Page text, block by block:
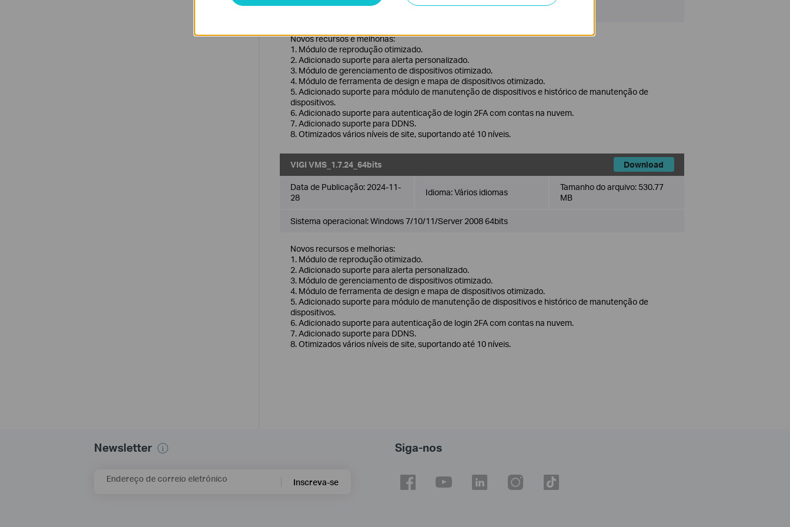
Novos recursos e melhorias:
1. Módulo de reprodução otimizado.
2. Adicionado suporte para alerta personalizado.
3. Módulo de gerenciamento de dispositivos otimizado.
4. Módulo de ferramenta de design e mapa de dispositivos otimizado.
5. Adicionado suporte para módulo de manutenção de dispositivos e histórico de manutenção de
dispositivos.
6. Adicionado suporte para autenticação de login 2FA com contas na nuvem.
7. Adicionado suporte para DDNS.
8. Otimizados vários níveis de site, suportando até 10 níveis.
VIGI VMS_1.7.24_64bits Download
Data de Publicação: 2024-11-
28
Idioma:Vários idiomas
Tamanho do arquivo: 530.77
MB
Sistema operacional: Windows 7/10/11/Server 2008 64bits
Novos recursos e melhorias:
1. Módulo de reprodução otimizado.
2. Adicionado suporte para alerta personalizado.
3. Módulo de gerenciamento de dispositivos otimizado.
4. Módulo de ferramenta de design e mapa de dispositivos otimizado.
5. Adicionado suporte para módulo de manutenção de dispositivos e histórico de manutenção de
dispositivos.
6. Adicionado suporte para autenticação de login 2FA com contas na nuvem.
7. Adicionado suporte para DDNS.
8. Otimizados vários níveis de site, suportando até 10 níveis.
Newsletter
Endereço de correio eletrónico Inscreva-se
Siga-nos